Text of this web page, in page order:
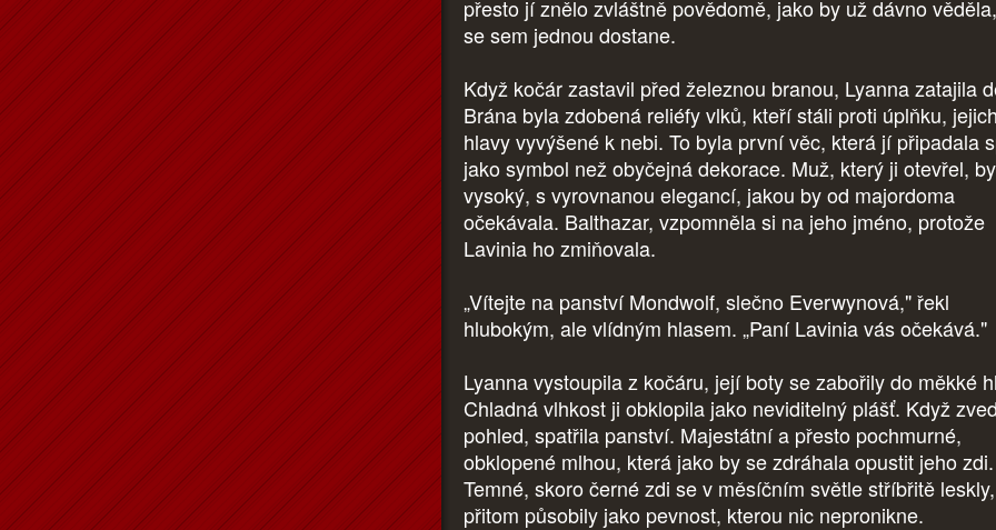
přesto jí znělo zvláštně povědomě, jako by už dávno
se sem jednou dostane.
Když kočár zastavil před železnou branou, Lyanna zatajila
Brána byla zdobená reliéfy vlků, kteří stáli proti úplňku, jejich
hlavy vyvýšené k nebi. To byla první věc, která jí připadala
jako symbol než obyčejná dekorace. Muž, který ji otevřel,
vysoký, s vyrovnanou elegancí, jakou by od majordoma
očekávala. Balthazar, vzpomněla si na jeho jméno, protože
Lavinia ho zmiňovala.
„Vítejte na panství Mondwolf, slečno Everwynová," řekl
hlubokým, ale vlídným hlasem. „Paní Lavinia vás očekává."
Lyanna vystoupila z kočáru, její boty se zabořily do měkké
Chladná vlhkost ji obklopila jako neviditelný plášť. Když
pohled, spatřila panství. Majestátní a přesto pochmurné,
obklopené mlhou, která jako by se zdráhala opustit jeho zdi.
Temné, skoro černé zdi se v měsíčním světle stříbřitě
přitom působily jako pevnost, kterou nic nepronikne.